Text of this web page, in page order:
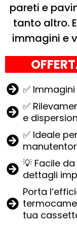
pareti e
tanto altro.
immagini e
✅
✅
e
✅ Ideale
💡 Facile
dettagli
Porta
tua